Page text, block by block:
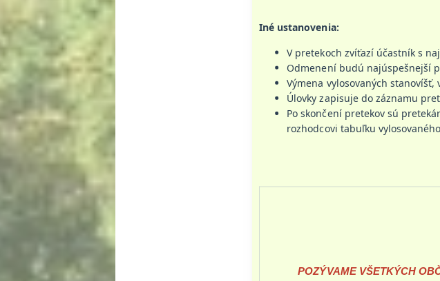
Iné ustanovenia:
V pretekoch zvíťazí účastník s
Odmenení budú najúspešnejší
Výmena vylosovaných
Úlovky zapisuje do záznamu
Po skončení pretekov sú
rozhodcovi tabuľku
POZÝVAME VŠETKÝCH